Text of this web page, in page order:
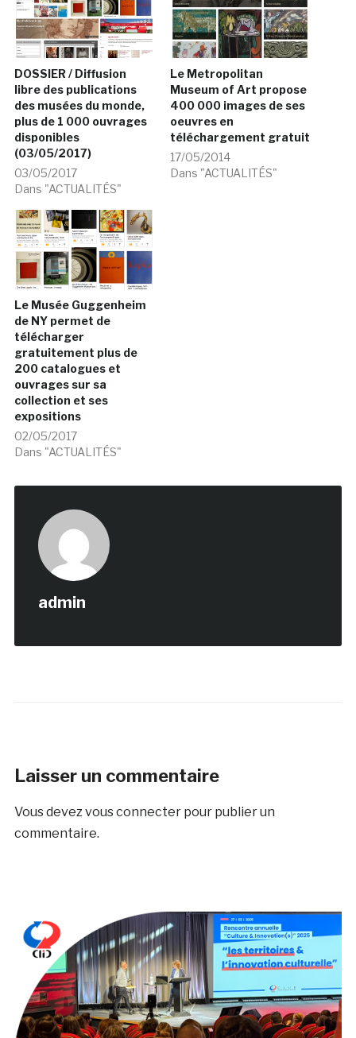
DOSSIER / Diffusion
libre des publications
des musées du monde,
plus de 1 000 ouvrages
disponibles
(03/05/2017)
03/05/2017
Dans "ACTUALITÉS"
Le Metropolitan
Museum of Art propose
400 000 images de ses
oeuvres en
téléchargement gratuit
17/05/2014
Dans "ACTUALITÉS"
Le Musée Guggenheim
de NY permet de
télécharger
gratuitement plus de
200 catalogues et
ouvrages sur sa
collection et ses
expositions
02/05/2017
Dans "ACTUALITÉS"
admin
Laisser un commentaire
Vous devezvous connecterpour publier un
commentaire.